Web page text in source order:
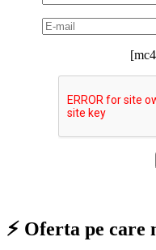
⚡ Oferta pe care